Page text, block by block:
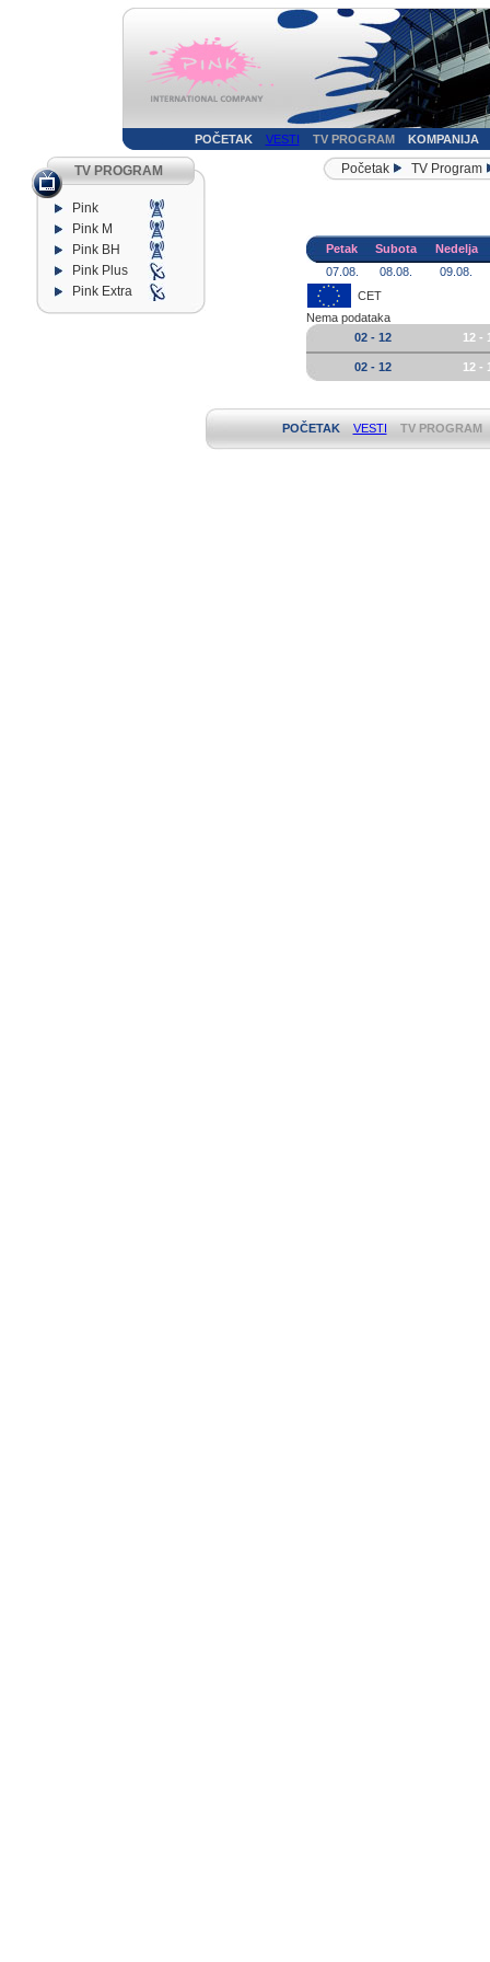
POČETAK VESTI TV PROGRAM KOMPANIJA
TV PROGRAM
Pink
Pink M
Pink BH
Pink Plus
Pink Extra
Početak TV Program
Petak Subota
Nedelja
07.08.
08.08.
09.08.
CET
Nema podataka
02 - 12
12 -
02 - 12 12 -
POČETAK VESTI TV PROGRAM